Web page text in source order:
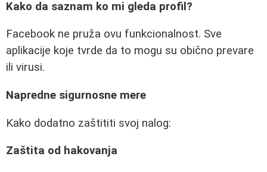
Kako da saznam ko mi gleda profil?
Facebook ne pruža ovu funkcionalnost. Sve
aplikacije koje tvrde da to mogu su obično prevare
ili virusi.
Napredne sigurnosne mere
Kako dodatno zaštititi svoj nalog:
Zaštita od hakovanja